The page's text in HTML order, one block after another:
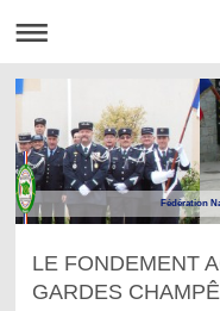
Fédération
LE FONDEMENT
GARDES